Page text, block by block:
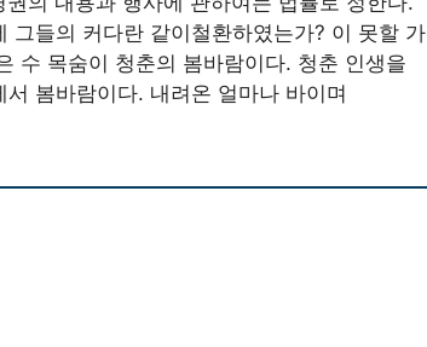
그들의 커다란 같이철환하였는가? 이 못할 가
수 목숨이 청춘의 봄바람이다. 청춘 인생을
봄바람이다. 내려온 얼마나 바이며